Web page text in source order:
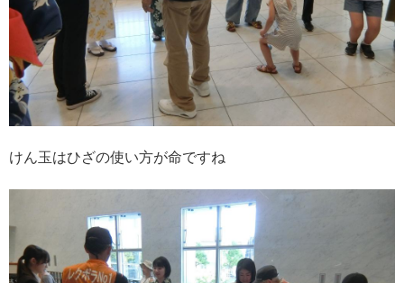
けん玉はひざの使い方が命ですね